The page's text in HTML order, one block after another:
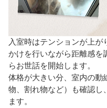
入室時はテンションが上
かけを行いながら距離感を
らお世話を開始します。
体格が大きい分、室内の動
物、割れ物など）も確認し
ます。